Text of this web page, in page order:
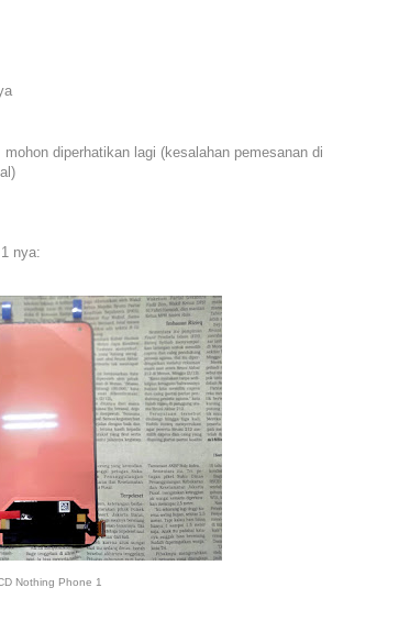
diperhatikan lagi (kesalahan pemesanan di
nya:
Nothing Phone 1